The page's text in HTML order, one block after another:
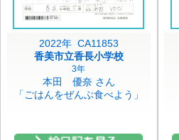
2022年 CA11853
香美市立香長小学校
3年
本田 優奈 さん
「ごはんをぜんぶ食べよう」